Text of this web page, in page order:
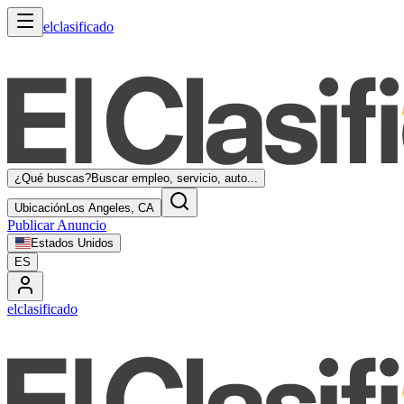
elclasificado
¿Qué buscas?Buscar empleo, servicio, auto...
UbicaciónLos Angeles, CA
Publicar Anuncio
Estados Unidos
ES
elclasificado